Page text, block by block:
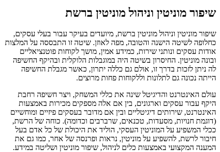
שיפור מוניטין וניהול מוניטין ברשת
שיפור מוניטין וניהול מוניטין ברשת, מיועדים בעיקר עבור בעלי עסקים,
כחלופה לשיטה הישנה והטובה, מפה לאוזן. שיטה זו התבססה על המלצות
אודות עסקים ונותני שירות, כמידע אמין, מושך לקוחות פוטנציאליים
ובונה מוניטין. החיסרון בשיטה היה במוגבלות הלוקלית ובהיקף החשיפה
לה ניתן לזכות בדרך זו, אולם גם כללה יתרון, כאשר מגבלת החשיפה
הייתה נכונה גם לתלונות וללקוחות פחות מרוצים.
עולם האינטרנט והדיגיטל שינה את כללי המשחק, ויצר חשיפה רחבת
היקף עבור עסקים וארגונים, בין אם אלה מספקים מכירות באמצעות
האינטרנט, שירותים דיגיטליים ובין אם מדובר בעסקים פיזיים ומוחשיים
(דוגמת חנויות, מסעדות, טכנאים, שרברבים וכדומה). כוחה של הרשת,
ככלי המשפיע על המוניטין העסקי, הוליד את היכולת של כל אדם בעל
חיבור לרשת, להשפיע על מוניטין, נראות ופרנסה של אחר, כמו גם את
המענה המקצועי באמצעות כלים לניהול, שיפור מוניטין ושליטה במידע.